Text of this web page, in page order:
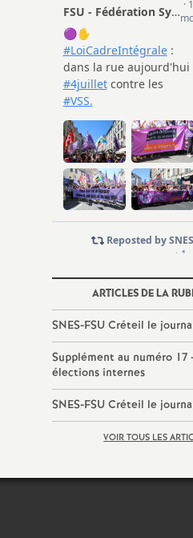
ARTICLES DE LA
SNES-FSUCréteil le
Supplément au numéro 17
élections internes
SNES-FSUCréteil le
VOIR TOUS LES